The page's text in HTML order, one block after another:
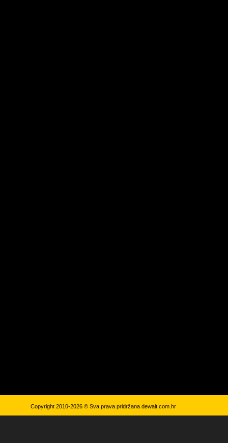
Copyright 2010-2026 © Sva prava pridržana dewalt.com.hr